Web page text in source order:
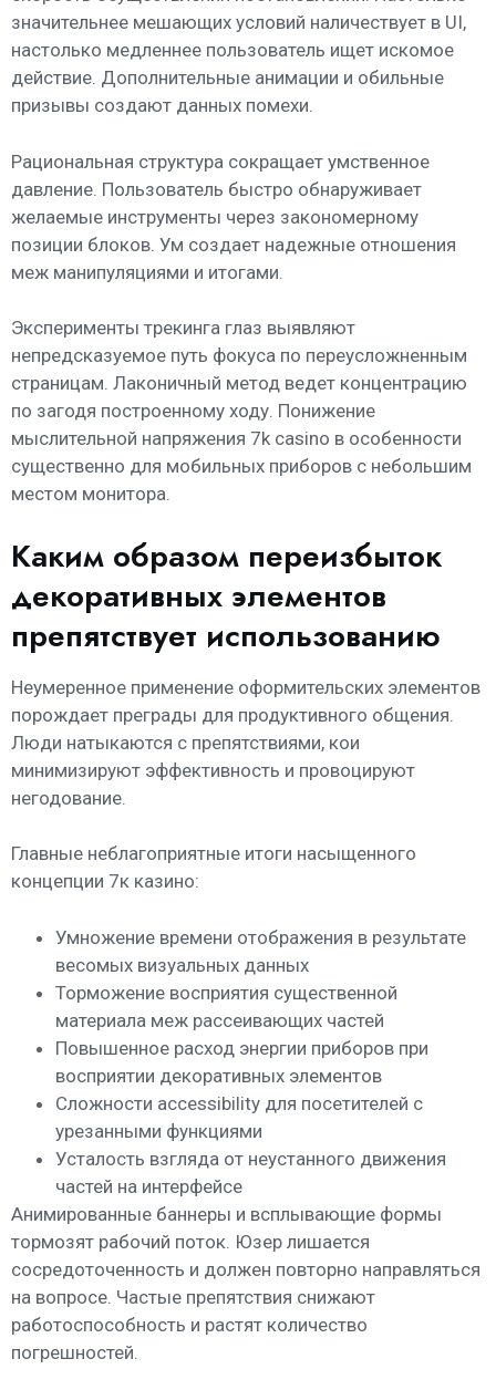
значительнее мешающих условий наличествует в UI,
настолько медленнее пользователь ищет искомое
действие. Дополнительные анимации и обильные
призывы создают данных помехи.
Рациональная структура сокращает умственное
давление. Пользователь быстро обнаруживает
желаемые инструменты через закономерному
позиции блоков. Ум создает надежные отношения
меж манипуляциями и итогами.
Эксперименты трекинга глаз выявляют
непредсказуемое путь фокуса по переусложненным
страницам. Лаконичный метод ведет концентрацию
по загодя построенному ходу. Понижение
мыслительной напряжения 7k casino в особенности
существенно для мобильных приборов с небольшим
местом монитора.
Каким образом переизбыток
декоративных элементов
препятствует использованию
Неумеренное применение оформительских элементов
порождает преграды для продуктивного общения.
Люди натыкаются с препятствиями, кои
минимизируют эффективность и провоцируют
негодование.
Главные неблагоприятные итоги насыщенного
концепции 7к казино:
Умножение времени отображения в результате
весомых визуальных данных
Торможение восприятия существенной
материала меж рассеивающих частей
Повышенное расход энергии приборов при
восприятии декоративных элементов
Сложности accessibility для посетителей с
урезанными функциями
Усталость взгляда от неустанного движения
частей на интерфейсе
Анимированные баннеры и всплывающие формы
тормозят рабочий поток. Юзер лишается
сосредоточенность и должен повторно направляться
на вопросе. Частые препятствия снижают
работоспособность и растят количество
погрешностей.